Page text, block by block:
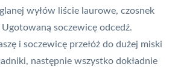
wyłów liście laurowe, czosnek
soczewicę odcedź.
i soczewicę przełóż do dużej miski
następnie wszystko dokładnie